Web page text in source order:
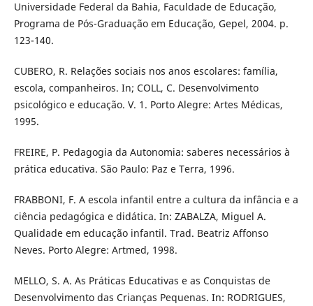
Universidade Federal da Bahia, Faculdade de Educação,
Programa de Pós-Graduação em Educação, Gepel, 2004. p.
123-140.
CUBERO, R. Relações sociais nos anos escolares: família,
escola, companheiros. In; COLL, C. Desenvolvimento
psicológico e educação. V. 1. Porto Alegre: Artes Médicas,
1995.
FREIRE, P. Pedagogia da Autonomia: saberes necessários à
prática educativa. São Paulo: Paz e Terra, 1996.
FRABBONI, F. A escola infantil entre a cultura da infância e a
ciência pedagógica e didática. In: ZABALZA, Miguel A.
Qualidade em educação infantil. Trad. Beatriz Affonso
Neves. Porto Alegre: Artmed, 1998.
MELLO, S. A. As Práticas Educativas e as Conquistas de
Desenvolvimento das Crianças Pequenas. In: RODRIGUES,